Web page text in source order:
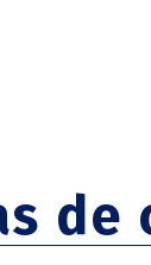
de